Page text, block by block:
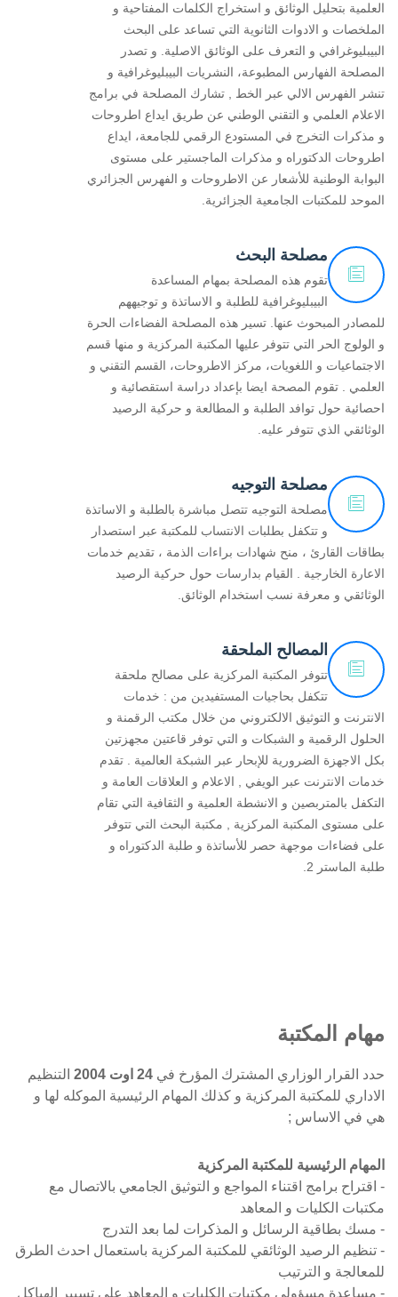
العلمية بتحليل الوثائق و استخراج الكلمات المفتاحية و
الملخصات و الادوات الثانوية التي تساعد على البحث
البيبليوغرافي و التعرف على الوثائق الاصلية. و تصدر
المصلحة الفهارس المطبوعة، النشريات البيبليوغرافية و
تنشر الفهرس الالي عبر الخط , تشارك المصلحة في برامج
الاعلام العلمي و التقني الوطني عن طريق ايداع اطروحات
و مذكرات التخرج في المستودع الرقمي للجامعة، ايداع
اطروحات الدكتوراه و مذكرات الماجستير على مستوى
البوابة الوطنية للأشعار عن الاطروحات و الفهرس الجزائري
الموحد للمكتبات الجامعية الجزائرية.
مصلحة البحث
تقوم هذه المصلحة بمهام المساعدة
البيبليوغرافية للطلبة و الاساتذة و توجيههم
للمصادر المبحوث عنها. تسير هذه المصلحة الفضاءات الحرة
و الولوج الحر التي تتوفر عليها المكتبة المركزية و منها قسم
الاجتماعيات و اللغويات، مركز الاطروحات، القسم التقني و
العلمي . تقوم المصحة ايضا بإعداد دراسة استقصائية و
احصائية حول توافد الطلبة و المطالعة و حركية الرصيد
الوثائقي الذي تتوفر عليه.
مصلحة التوجيه
مصلحة التوجيه تتصل مباشرة بالطلبة و الاساتذة
و تتكفل بطلبات الانتساب للمكتبة عبر استصدار
بطاقات القارئ ، منح شهادات براءات الذمة ، تقديم خدمات
الاعارة الخارجية . القيام بدارسات حول حركية الرصيد
الوثائقي و معرفة نسب استخدام الوثائق.
المصالح الملحقة
تتوفر المكتبة المركزية على مصالح ملحقة
تتكفل بحاجيات المستفيدين من : خدمات
الانترنت و التوثيق الالكتروني من خلال مكتب الرقمنة و
الحلول الرقمية و الشبكات و التي توفر قاعتين مجهزتين
بكل الاجهزة الضرورية للإبحار عبر الشبكة العالمية . تقدم
خدمات الانترنت عبر الويفي , الاعلام و العلاقات العامة و
التكفل بالمتربصين و الانشطة العلمية و الثقافية التي تقام
على مستوى المكتبة المركزية , مكتبة البحث التي تتوفر
على فضاءات موجهة حصر للأساتذة و طلبة الدكتوراه و
طلبة الماستر 2.
مهام المكتبة
حدد القرار الوزاري المشترك المؤرخ في 24 اوت 2004
التنظيم
الاداري للمكتبة المركزية و كذلك المهام الرئيسية الموكله لها و
هي في الاساس ;
المهام الرئيسية للمكتبة المركزية
- اقتراح برامج اقتناء المواجع و التوثيق الجامعي بالاتصال مع
مكتبات الكليات و المعاهد
- مسك بطاقية الرسائل و المذكرات لما بعد التدرج
- تنظيم الرصيد الوثائقي للمكتبة المركزية باستعمال احدث الطرق
للمعالجة و الترتيب
- مساعدة مسؤولي مكتبات الكليات و المعاهد على تسيير الهياكل